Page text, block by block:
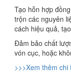
Tạo hỗn hợp
trộn các nguyên
cách hiệu quả,
Đảm bảo chất
vón cục, hoặc
>>>Xem thêm